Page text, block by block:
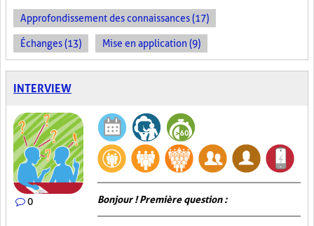
Approfondissement des connaissances (17)
Échanges (13) Mise en application (9)
INTERVIEW
0 Bonjour ! Première question :